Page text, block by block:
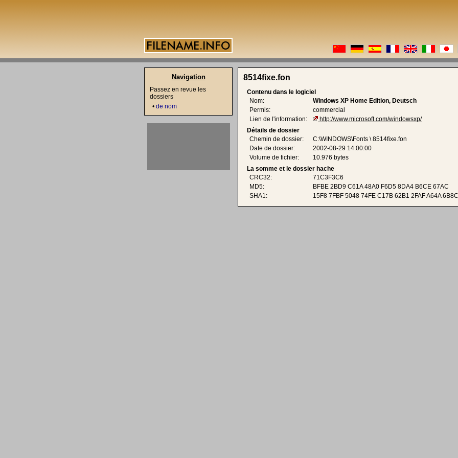
8514fixe.fon
Contenu dans le logiciel
Nom:
Windows XP Home Edition, Deutsch
Permis:
commercial
Lien de l'information:
http://www.microsoft.com/windowsxp/
Détails de dossier
Chemin de dossier:
C:\WINDOWS\Fonts \ 8514fixe.fon
Date de dossier:
2002-08-29 14:00:00
Volume de fichier:
10.976 bytes
La somme et le dossier hache
CRC32:
71C3F3C6
MD5:
BFBE 2BD9 C61A 48A0 F6D5 8DA4 B6CE 67AC
SHA1:
15F8 7FBF 5048 74FE C17B 62B1 2FAF A64A
Navigation
Passez en revue les
dossiers
• de nom